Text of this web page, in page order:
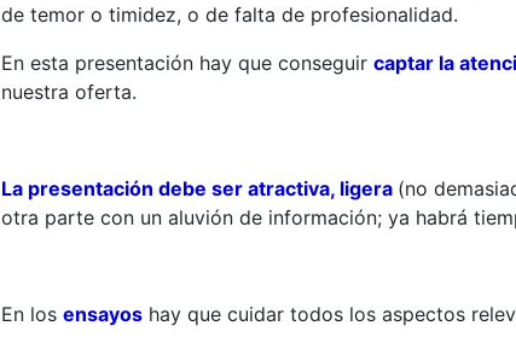
de temor o timidez, o de falta de profesionalidad.
En esta presentación hay que conseguir captar la
nuestra oferta.
La presentación debe ser atractiva, ligera (no
otra parte con un aluvión de información; ya habrá
En los ensayoshay que cuidar todos los aspectos